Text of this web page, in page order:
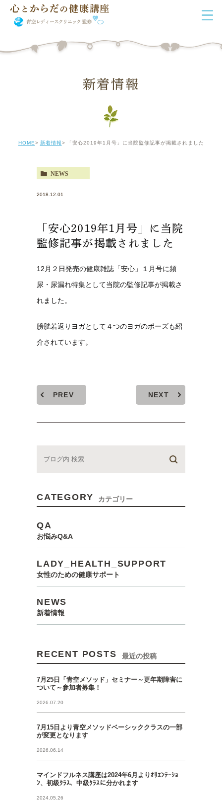
新着情報
HOME 新着情報 「安心2019年1月号」に当院監修記事が掲載されました
NEWS
2018.12.01
「安心2019年1月号」に当院
監修記事が掲載されました
12月２日発売の健康雑誌「安心」１月号に頻
尿・尿漏れ特集として当院の監修記事が掲載さ
れました。
膀胱若返りヨガとして４つのヨガのポーズも紹
介されています。
PREV NEXT
CATEGORY カテゴリー
QA
お悩みQ&A
LADY_HEALTH_SUPPORT
女性のための健康サポート
NEWS
新着情報
RECENT POSTS 最近の投稿
7月25日「青空メソッド」セミナー～更年期障害に
ついて～参加者募集！
2026.07.20
7月15日より青空メソッドベーシッククラスの一部
が変更となります
2026.06.14
マインドフルネス講座は2024年6月よりｵﾘｴﾝﾃｰｼｮ
ﾝ、初級ｸﾗｽ、中級ｸﾗｽに分かれます
2024.05.26